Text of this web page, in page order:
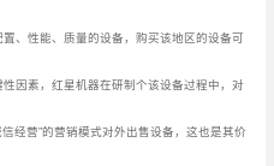
、性能、质量的设备，购买该地区的设备可
因素，红星机器在研制个该设备过程中，对
经营”的营销模式对外出售设备，这也是其价